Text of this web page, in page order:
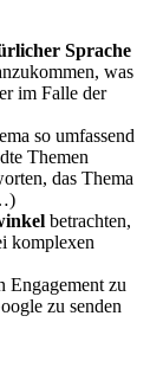
Sprache
was
im Falle der
so umfassend
Themen
das Thema
betrachten,
komplexen
Engagement zu
zu senden